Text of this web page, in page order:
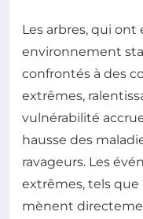
Les arbres, qui ont
environnement
confrontés à des
extrêmes,
vulnérabilité
hausse des
ravageurs. Les
extrêmes, tels que
mènent